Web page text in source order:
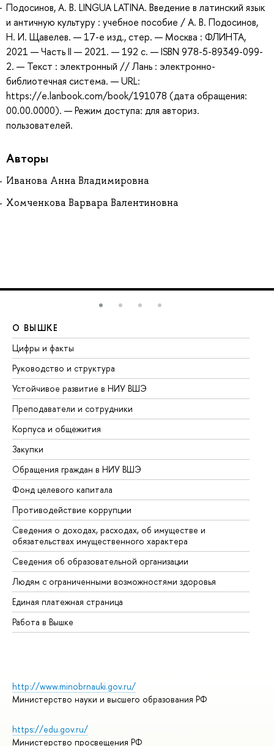
Подосинов, А. В. LINGUA LATINA. Введение в латинский язык
и античную культуру : учебное пособие / А. В. Подосинов,
Н. И. Щавелев. — 17-е изд., стер. — Москва : ФЛИНТА,
2021 — Часть II — 2021. — 192 с. — ISBN 978-5-89349-099-
2. — Текст : электронный // Лань : электронно-
библиотечная система. — URL:
https://e.lanbook.com/book/191078 (дата обращения:
00.00.0000). — Режим доступа: для авториз.
пользователей.
Авторы
Иванова Анна Владимировна
Хомченкова Варвара Валентиновна
О ВЫШКЕ
Цифры и факты
Руководство и структура
Устойчивое развитие в НИУ ВШЭ
Преподаватели и сотрудники
Корпуса и общежития
Закупки
Обращения граждан в НИУ ВШЭ
Фонд целевого капитала
Противодействие коррупции
Сведения о доходах, расходах, об имуществе и
обязательствах имущественного характера
Сведения об образовательной организации
Людям с ограниченными возможностями здоровья
Единая платежная страница
Работа в Вышке
http://www.minobrnauki.gov.ru/
Министерство науки и высшего образования РФ
https://edu.gov.ru/
Министерство просвещения РФ